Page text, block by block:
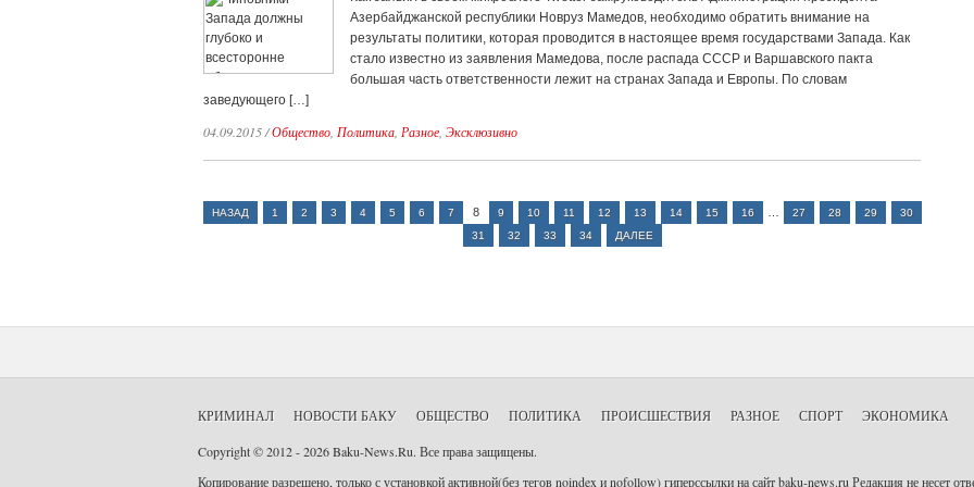
Азербайджанской республики Новруз Мамедов, необходимо обратить внимание на
результаты политики, которая проводится в настоящее время государствами Запада. Как
стало известно из заявления Мамедова, после распада СССР и Варшавского пакта
большая часть ответственности лежит на странах Запада и Европы. По словам
заведующего […]
04.09.2015/Общество Политика Разное Эксклюзивно
НАЗАД 1 2 3 4 5 6 7 8 9 10 11 12 13 14 15 16 27 28 29
30
31
32 33 34 ДАЛЕЕ
КРИМИНАЛ НОВОСТИ БАКУ ОБЩЕСТВО ПОЛИТИКА ПРОИСШЕСТВИЯ РАЗНОЕ СПОРТ ЭКОНОМИКА
Copyright © 2012 - 2026 Baku-News.Ru. Все права защищены.
Копирование разрешено, только с установкой активной(без тегов noindex и nofollow) гиперссылки на сайт baku-news.ru Редакция не несет